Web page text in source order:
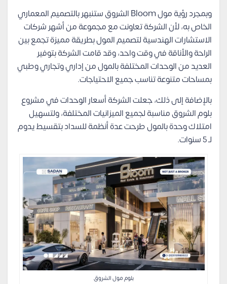
وبمجرد رؤية مول Bloom الشروق ستنبهر بالتصميم المعماري
الخاص به، لأن الشركة تعاونت مع مجموعة من أشهر شركات
الاستشارات الهندسية لتصميم المول بطريقة مميزة تجمع بين
الراحة والأناقة في وقت واحد،وقد قامت الشركة بتوفير
العديد من الوحدات المختلفة بالمول من إداري وتجاري وطبي
بمساحات متنوعة تناسب جميع الاحتياجات.
بالإضافة إلى ذلك، جعلت الشركة أسعار الوحدات في مشروع
بلوم الشروق مناسبة لجميع الميزانيات المختلفة، ولتسهيل
امتلاك وحدة بالمول طرحت عدة أنظمة للسداد بتقسيط يدوم
لـ 5 سنوات.
بلوم مول الشروق